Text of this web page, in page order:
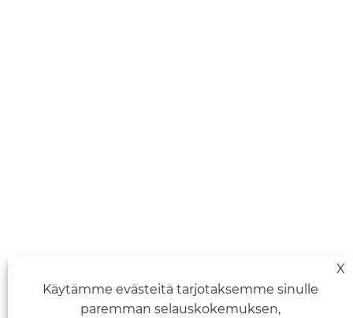
X
Käytämme evästeitä tarjotaksemme sinulle
paremman selauskokemuksen,